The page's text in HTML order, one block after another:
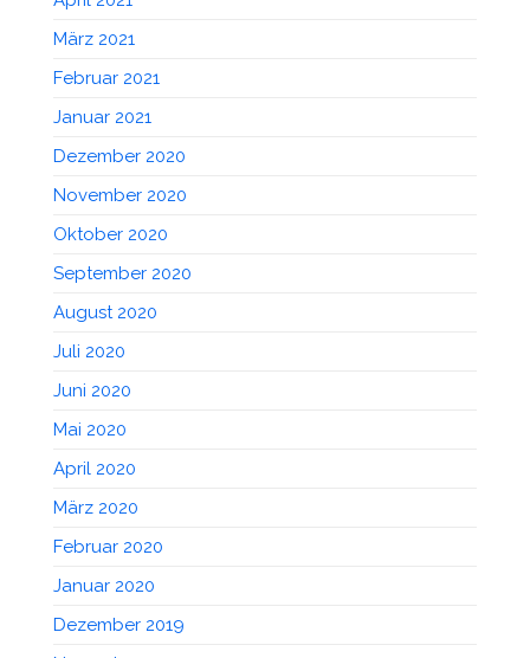
März 2021
Februar 2021
Januar 2021
Dezember 2020
November 2020
Oktober 2020
September 2020
August 2020
Juli 2020
Juni 2020
Mai 2020
April 2020
März 2020
Februar 2020
Januar 2020
Dezember 2019